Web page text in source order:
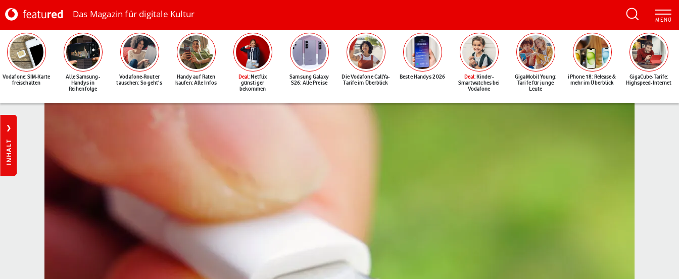
Das Magazin für digitale Kultur
Vodafone: SIM-Karte
freischalten
Alle Samsung-
Handys in
Reihenfolge
Vodafone-Router
tauschen: So geht's
Handy auf Raten
kaufen: Alle Infos
Deal: Netflix
günstiger
bekommen
Samsung Galaxy
S26: Alle Preise
Die Vodafone CallYa-
Tarife im Überblick
Beste Handys 2026 Deal: Kinder-
Smartwatches bei
Vodafone
GigaMobil Young:
Tarife für junge
Leute
iPhone 18: Release &
mehr im Überblick
GigaCube-Tarife:
Highspeed-Internet
INHALT